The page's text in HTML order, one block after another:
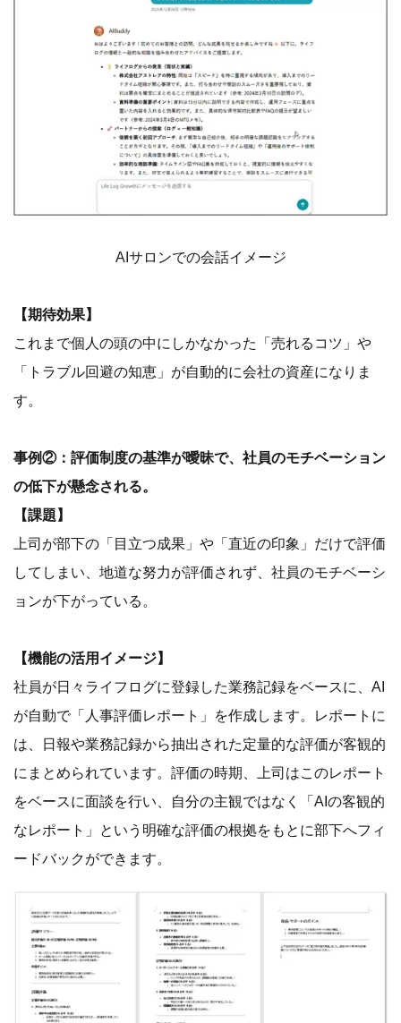
AIサロンでの会話イメージ
【期待効果】
これまで個人の頭の中にしかなかった「売れるコツ」や
「トラブル回避の知恵」が自動的に会社の資産になりま
す。
事例②：評価制度の基準が曖昧で、社員のモチベーション
の低下が懸念される。
【課題】
上司が部下の「目立つ成果」や「直近の印象」だけで評価
してしまい、地道な努力が評価されず、社員のモチベーシ
ョンが下がっている。
【機能の活用イメージ】
社員が日々ライフログに登録した業務記録をベースに、AI
が自動で「人事評価レポート」を作成します。レポートに
は、日報や業務記録から抽出された定量的な評価が客観的
にまとめられています。評価の時期、上司はこのレポート
をベースに面談を行い、自分の主観ではなく「AIの客観的
なレポート」という明確な評価の根拠をもとに部下へフィ
ードバックができます。